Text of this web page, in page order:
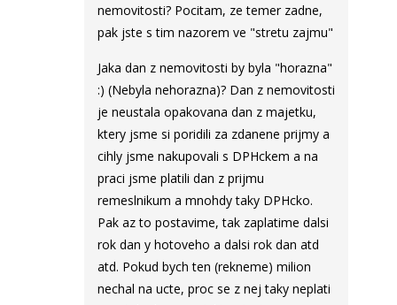
nemovitosti? Pocitam, ze temer zadne,
pak jste s tim nazorem ve "stretu zajmu"
Jaka dan z nemovitosti by byla "horazna"
:) (Nebyla nehorazna)? Dan z nemovitosti
je neustala opakovana dan z majetku,
ktery jsme si poridili za zdanene prijmy a
cihly jsme nakupovali s DPHckem a na
praci jsme platili dan z prijmu
remeslnikum a mnohdy taky DPHcko.
Pak az to postavime, tak zaplatime dalsi
rok dan y hotoveho a dalsi rok dan atd
atd. Pokud bych ten (rekneme) milion
nechal na ucte, proc se z nej taky neplati